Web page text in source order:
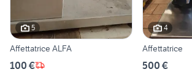
5
Affettatrice ALFA
100 €
4
Affettatrice
500 €